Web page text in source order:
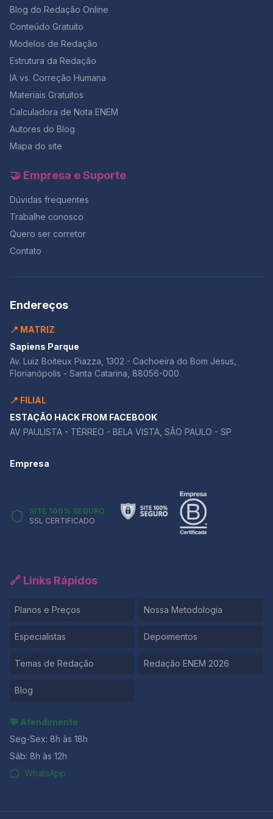
Blog do Redação Online
Conteúdo Gratuito
Modelos de Redação
Estrutura da Redação
IA vs. Correção Humana
Materiais Gratuitos
Calculadora de Nota ENEM
Autores do Blog
Mapa do site
🤝 Empresa e Suporte
Dúvidas frequentes
Trabalhe conosco
Quero ser corretor
Contato
Endereços
📍 MATRIZ
Sapiens Parque
Av. Luiz Boiteux Piazza, 1302 - Cachoeira do Bom Jesus,
Florianópolis - Santa Catarina, 88056-000
📍 FILIAL
ESTAÇÃO HACK FROM FACEBOOK
AV PAULISTA - TÉRREO - BELA VISTA, SÃO PAULO - SP
Empresa
SITE 100% SEGURO
SSL CERTIFICADO
🔗 Links Rápidos
Planos e Preços Nossa Metodologia
Especialistas Depoimentos
Temas de Redação Redação ENEM 2026
Blog
💬 Atendimento
Seg-Sex: 8h às 18h
Sáb: 8h às 12h
WhatsApp